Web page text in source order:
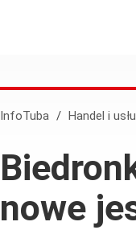
InfoTuba / Handel i
nowe